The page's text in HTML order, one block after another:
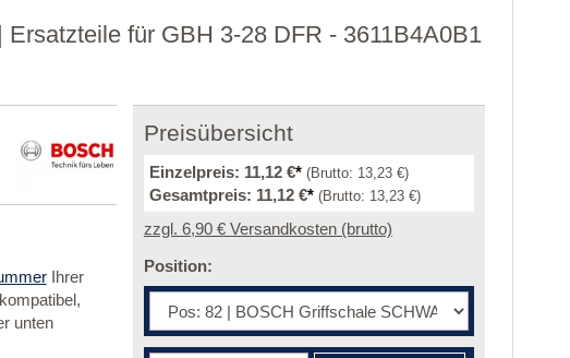
für GBH 3-28 DFR - 3611B4A0B1
Ihrer
unten
Preisübersicht
Einzelpreis: 11,12 €* (Brutto: 13,23 €)
Gesamtpreis: 11,12 €* (Brutto: 13,23 €)
zzgl. 6,90 € Versandkosten (brutto)
Position: